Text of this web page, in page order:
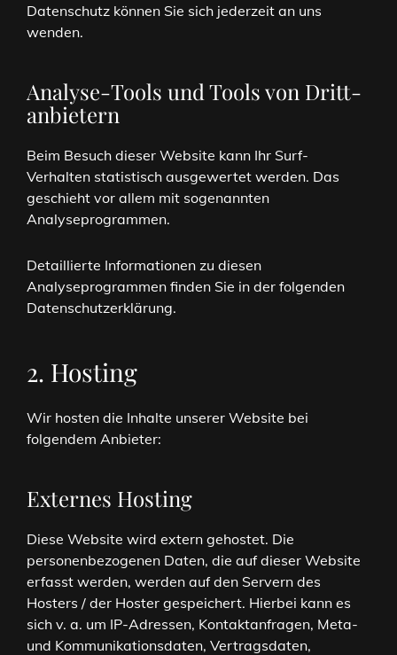
Datenschutz können Sie sich jederzeit an uns
wenden.
Analyse-Tools und Tools von Dritt­
anbietern
Beim Besuch dieser Website kann Ihr Surf-
Verhalten statistisch ausgewertet werden. Das
geschieht vor allem mit sogenannten
Analyseprogrammen.
Detaillierte Informationen zu diesen
Analyseprogrammen finden Sie in der folgenden
Datenschutzerklärung.
2. Hosting
Wir hosten die Inhalte unserer Website bei
folgendem Anbieter:
Externes Hosting
Diese Website wird extern gehostet. Die
personenbezogenen Daten, die auf dieser Website
erfasst werden, werden auf den Servern des
Hosters / der Hoster gespeichert. Hierbei kann es
sich v. a. um IP-Adressen, Kontaktanfragen, Meta-
und Kommunikationsdaten, Vertragsdaten,